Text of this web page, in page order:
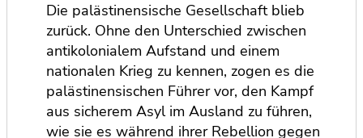
Die palästinensische Gesellschaft blieb
zurück. Ohne den Unterschied zwischen
antikolonialem Aufstand und einem
nationalen Krieg zu kennen, zogen es die
palästinensischen Führer vor, den Kampf
aus sicherem Asyl im Ausland zu führen,
wie sie es während ihrer Rebellion gegen